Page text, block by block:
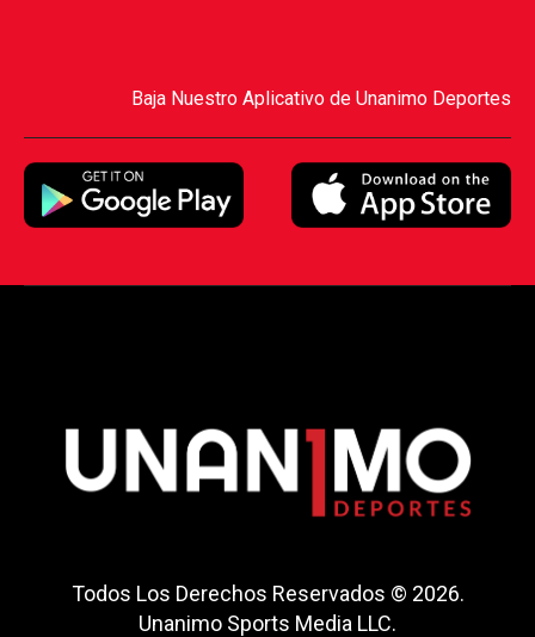
Baja Nuestro Aplicativo de Unanimo Deportes
Todos Los Derechos Reservados © 2026.
Unanimo Sports Media LLC.